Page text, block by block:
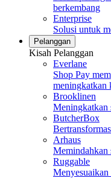
berkembang
Enterprise
Solusi untuk
Pelanggan
Kisah Pelanggan
Everlane
Shop Pay
meningkatkan
Brooklinen
Meningkatkan
ButcherBox
Arhaus
Memindahkan
Ruggable
Menyesuaikan